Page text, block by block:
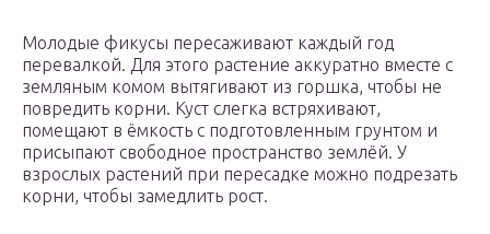
Молодые фикусы пересаживают каждый год
перевалкой. Для этого растение аккуратно вместе с
земляным комом вытягивают из горшка, чтобы не
повредить корни. Куст слегка встряхивают,
помещают в ёмкость с подготовленным грунтом и
присыпают свободное пространство землёй. У
взрослых растений при пересадке можно подрезать
корни, чтобы замедлить рост.